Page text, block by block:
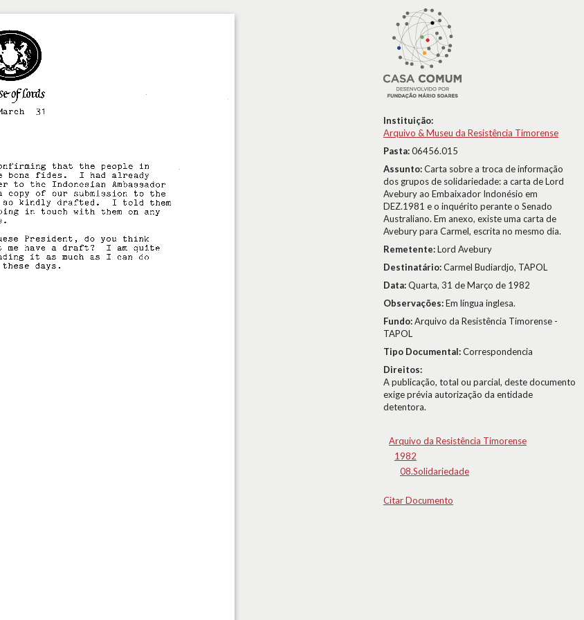
Instituição:
Arquivo & Museu da Resistência Timorense
Pasta:06456.015
Assunto:Carta sobre a troca de informação
dos grupos de solidariedade: a carta de Lord
Avebury ao Embaixador Indonésio em
DEZ.1981 e o inquérito perante o Senado
Australiano. Em anexo, existe uma carta de
Avebury para Carmel, escrita no mesmo dia.
Remetente:Lord Avebury
Destinatário:Carmel Budiardjo, TAPOL
Data:Quarta, 31 de Março de 1982
Observações:Em língua inglesa.
Fundo:Arquivo da Resistência Timorense -
TAPOL
Tipo Documental:Correspondencia
Direitos:
A publicação, total ou parcial, deste documento
exige prévia autorização da entidade
detentora.
Arquivo da Resistência Timorense
1982
08.Solidariedade
Citar Documento